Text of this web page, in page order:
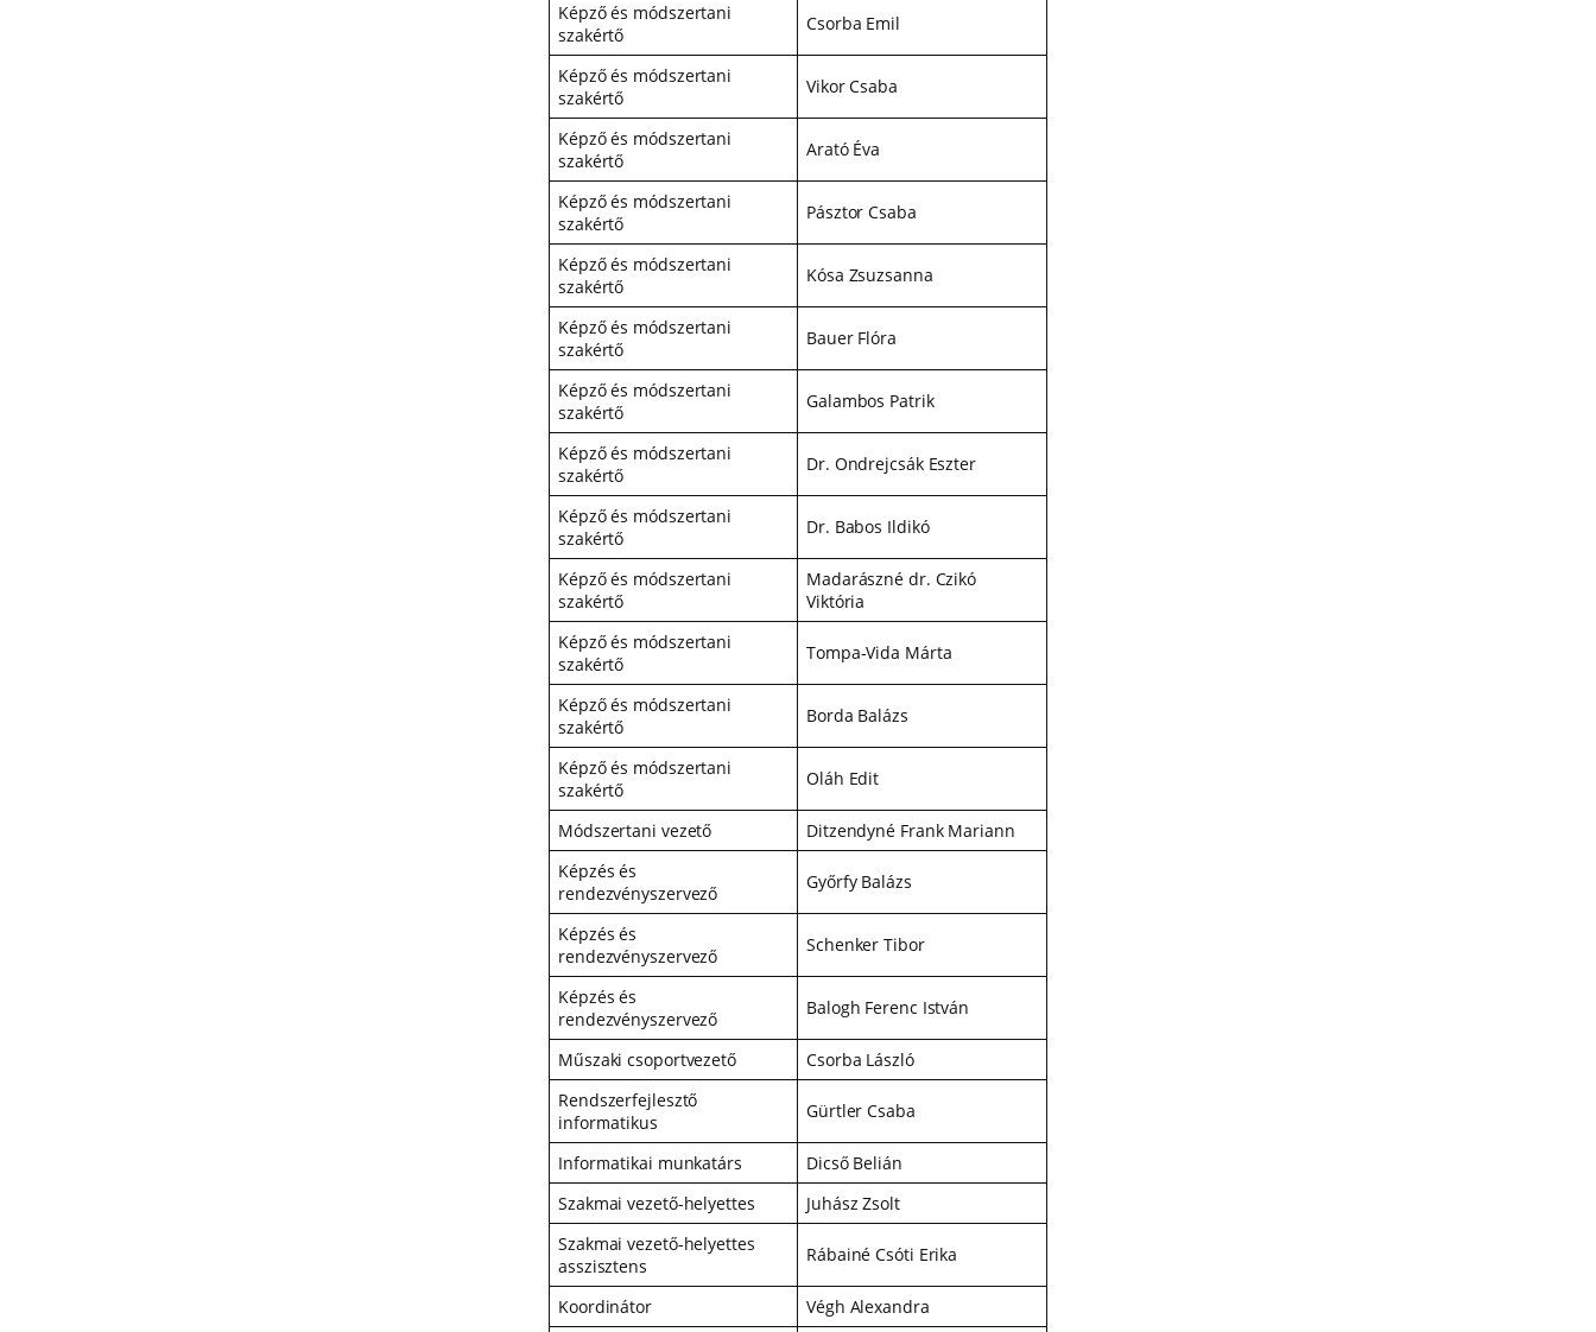
Képző és módszertani
szakértő
Csorba Emil
Képző és módszertani
szakértő
Vikor Csaba
Képző és módszertani
szakértő
Arató Éva
Képző és módszertani
szakértő
Pásztor Csaba
Képző és módszertani
szakértő
Kósa Zsuzsanna
Képző és módszertani
szakértő
Bauer Flóra
Képző és módszertani
szakértő
Galambos Patrik
Képző és módszertani
szakértő
Dr. Ondrejcsák Eszter
Képző és módszertani
szakértő
Dr. Babos Ildikó
Képző és módszertani
szakértő
Madarászné dr. Czikó
Viktória
Képző és módszertani
szakértő
Tompa-Vida Márta
Képző és módszertani
szakértő
Borda Balázs
Képző és módszertani
szakértő
Oláh Edit
Módszertani vezető
Ditzendyné Frank Mariann
Képzés és
rendezvényszervező
Győrfy Balázs
Képzés és
rendezvényszervező
Schenker Tibor
Képzés és
rendezvényszervező
Balogh Ferenc István
Műszaki csoportvezető
Csorba László
Rendszerfejlesztő
informatikus
Gürtler Csaba
Informatikai munkatárs
Dicső Belián
Szakmai vezető-helyettes
Juhász Zsolt
Szakmai vezető-helyettes
asszisztens
Rábainé Csóti Erika
Koordinátor Végh Alexandra